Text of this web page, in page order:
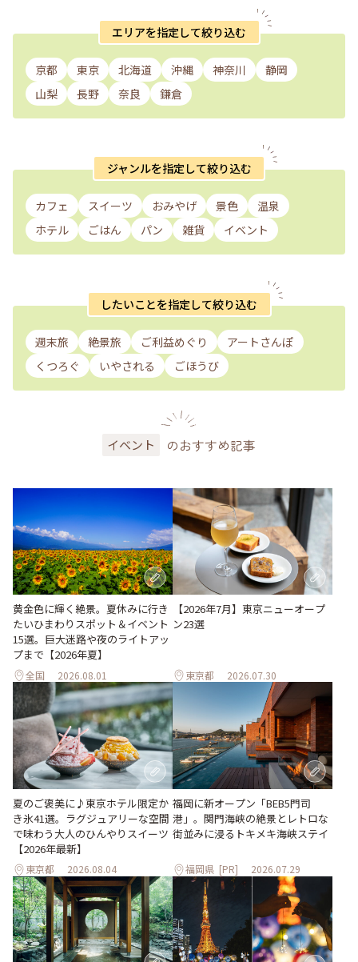
エリアを指定して絞り込む
京都 東京 北海道 沖縄 神奈川
静岡
山梨
長野 奈良 鎌倉
ジャンルを指定して絞り込む
カフェ スイーツ おみやげ 景色
温泉
ホテル
ごはん パン 雑貨 イベント
したいことを指定して絞り込む
週末旅 絶景旅 ご利益めぐり
アートさんぽ
くつろぐ
いやされる ごほうび
イベント のおすすめ記事
黄金色に輝く絶景。夏休みに行き
たいひまわりスポット＆イベント
15選。巨大迷路や夜のライトアッ
プまで【2026年夏】
全国 2026.08.01
【2026年7月】東京ニューオープ
ン23選
東京都 2026.07.30
夏のご褒美に♪東京ホテル限定か
き氷41選。ラグジュアリーな空間
で味わう大人のひんやりスイーツ
【2026年最新】
東京都 2026.08.04
福岡に新オープン「BEB5門司
港」。関門海峡の絶景とレトロな
街並みに浸るトキメキ海峡ステイ
福岡県 [PR] 2026.07.29